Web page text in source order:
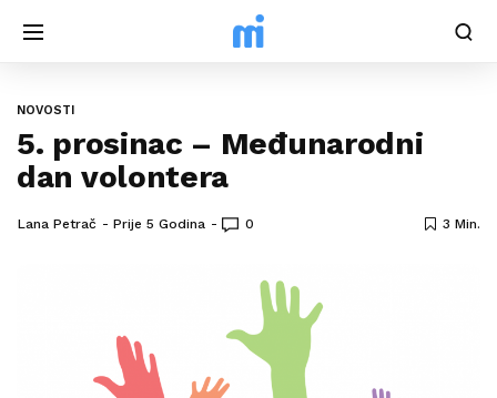
NOVOSTI
5. prosinac – Međunarodni
dan volontera
Lana Petrač Prije 5 Godina 0 3 Min.